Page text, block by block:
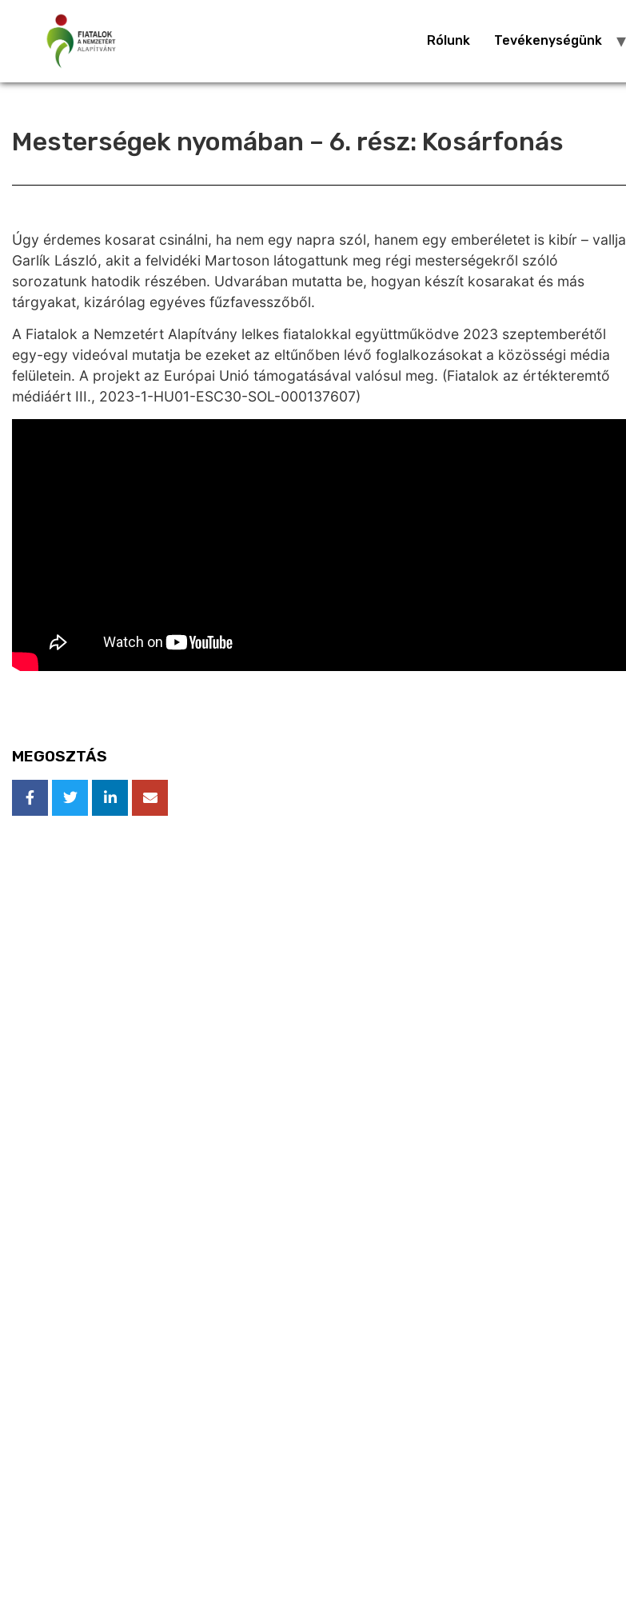
Rólunk Tevékenységünk
Mesterségek nyomában – 6. rész: Kosárfonás
Úgy érdemes kosarat csinálni, ha nem egy napra szól, hanem egy emberéletet is kibír – vallja
Garlík László, akit a felvidéki Martoson látogattunk meg régi mesterségekről szóló
sorozatunk hatodik részében. Udvarában mutatta be, hogyan készít kosarakat és más
tárgyakat, kizárólag egyéves fűzfavesszőből.
A Fiatalok a Nemzetért Alapítvány lelkes fiatalokkal együttműködve 2023 szeptemberétől
egy-egy videóval mutatja be ezeket az eltűnőben lévő foglalkozásokat a közösségi média
felületein. A projekt az Európai Unió támogatásával valósul meg. (Fiatalok az értékteremtő
médiáért III., 2023-1-HU01-ESC30-SOL-000137607)
MEGOSZTÁS